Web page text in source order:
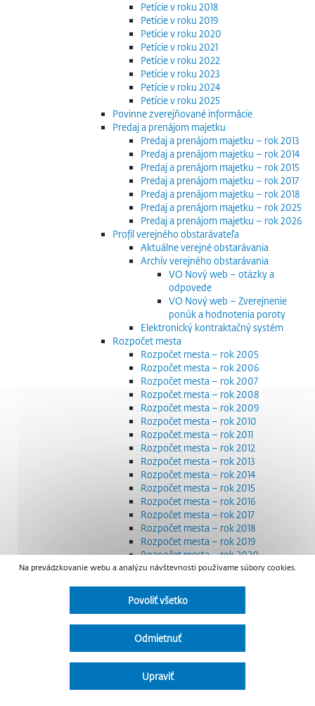
Petície v roku 2018
Petície v roku 2019
Petície v roku 2020
Petície v roku 2021
Petície v roku 2022
Petície v roku 2023
Petície v roku 2024
Petície v roku 2025
Povinne zverejňované informácie
Predaj a prenájom majetku
Predaj a prenájom majetku – rok 2013
Predaj a prenájom majetku – rok 2014
Predaj a prenájom majetku – rok 2015
Predaj a prenájom majetku – rok 2017
Predaj a prenájom majetku – rok 2018
Predaj a prenájom majetku – rok 2025
Predaj a prenájom majetku – rok 2026
Profil verejného obstarávateľa
Aktuálne verejné obstarávania
Archív verejného obstarávania
VO Nový web – otázky a
odpovede
VO Nový web – Zverejnenie
ponúk a hodnotenia poroty
Elektronický kontraktačný systém
Rozpočet mesta
Rozpočet mesta – rok 2005
Rozpočet mesta – rok 2006
Rozpočet mesta – rok 2007
Rozpočet mesta – rok 2008
Rozpočet mesta – rok 2009
Rozpočet mesta – rok 2010
Rozpočet mesta – rok 2011
Rozpočet mesta – rok 2012
Rozpočet mesta – rok 2013
Rozpočet mesta – rok 2014
Rozpočet mesta – rok 2015
Rozpočet mesta – rok 2016
Rozpočet mesta – rok 2017
Rozpočet mesta – rok 2018
Rozpočet mesta – rok 2019
Rozpočet mesta – rok 2020
Rozpočet mesta – rok 2021
Rozpočet mesta – rok 2023
Rozpočet mesta – rok 2024
Rozpočet mesta – rok 2026
Strategické dokumenty
Transparentnosť a výdavky na štátnu reklamu
Úradná tabuľa
Na prevádzkovanie webu a analýzu návštevnosti používame súbory cookies.
Povoliť všetko
Odmietnuť
Upraviť